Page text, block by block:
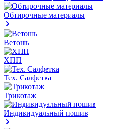
Обтирочные материалы
Ветошь
ХПП
Тех. Салфетка
Трикотаж
Индивидуальный пошив